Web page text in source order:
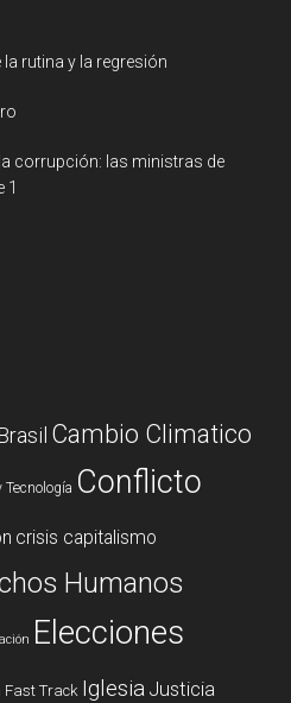
la rutina y la regresión
corrupción: las ministras de
1
Cambio Climatico
Tecnología Conflicto
crisis capitalismo
Humanos
Elecciones
Fast Track Iglesia Justicia